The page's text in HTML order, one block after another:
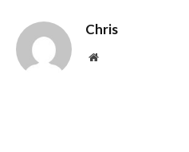
Chris
Website